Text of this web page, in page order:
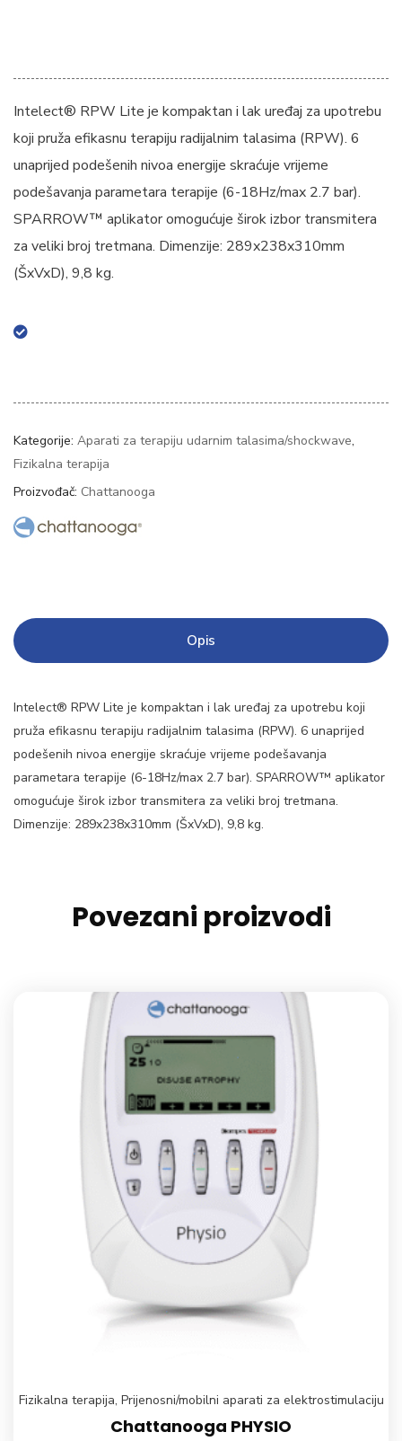
Intelect® RPW Lite je kompaktan i lak uređaj za upotrebu
koji pruža efikasnu terapiju radijalnim talasima (RPW). 6
unaprijed podešenih nivoa energije skraćuje vrijeme
podešavanja parametara terapije (6-18Hz/max 2.7 bar).
SPARROW™ aplikator omogućuje širok izbor transmitera
za veliki broj tretmana. Dimenzije: 289x238x310mm
(ŠxVxD), 9,8 kg.
Kategorije: Aparati za terapiju udarnim talasima/shockwave,
Fizikalna terapija
Proizvođač: Chattanooga
Opis
Intelect® RPW Lite je kompaktan i lak uređaj za upotrebu koji
pruža efikasnu terapiju radijalnim talasima (RPW). 6 unaprijed
podešenih nivoa energije skraćuje vrijeme podešavanja
parametara terapije (6-18Hz/max 2.7 bar). SPARROW™ aplikator
omogućuje širok izbor transmitera za veliki broj tretmana.
Dimenzije: 289x238x310mm (ŠxVxD), 9,8 kg.
Povezani proizvodi
Fizikalna terapija, Prijenosni/mobilni aparati za elektrostimulaciju
Chattanooga PHYSIO